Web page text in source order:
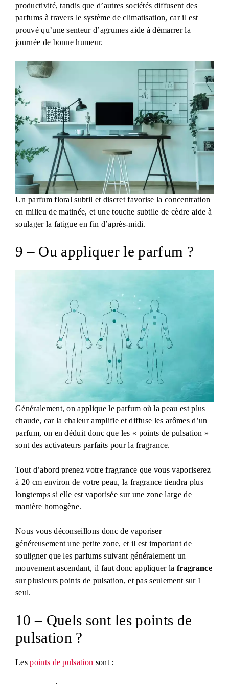
productivité, tandis que d’autres sociétés diffusent des
parfums à travers le système de climatisation, car il est
prouvé qu’une senteur d’agrumes aide à démarrer la
journée de bonne humeur.
Un parfum floral subtil et discret favorise la concentration
en milieu de matinée, et une touche subtile de cèdre aide à
soulager la fatigue en fin d’après-midi.
9 – Ou appliquer le parfum ?
Généralement, on applique le parfum où la peau est plus
chaude, car la chaleur amplifie et diffuse les arômes d’un
parfum, on en déduit donc que les « points de pulsation »
sont des activateurs parfaits pour la fragrance.
Tout d’abord prenez votre fragrance que vous vaporiserez
à 20 cm environ de votre peau, la fragrance tiendra plus
longtemps si elle est vaporisée sur une zone large de
manière homogène.
Nous vous déconseillons donc de vaporiser
généreusement une petite zone, et il est important de
souligner que les parfums suivant généralement un
mouvement ascendant, il faut donc appliquer lafragrance
sur plusieurs points de pulsation, et pas seulement sur 1
seul.
10 – Quels sont les points de
pulsation ?
Lespoints de pulsation sont :